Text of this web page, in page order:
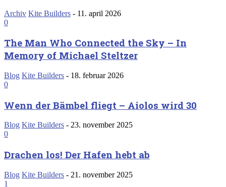
Archiv Kite Builders - 11. april 2026
0
The Man Who Connected the Sky – In
Memory of Michael Steltzer
Blog Kite Builders - 18. februar 2026
0
Wenn der Bämbel fliegt – Aiolos wird 30
Blog Kite Builders - 23. november 2025
0
Drachen los! Der Hafen hebt ab
Blog Kite Builders - 21. november 2025
1